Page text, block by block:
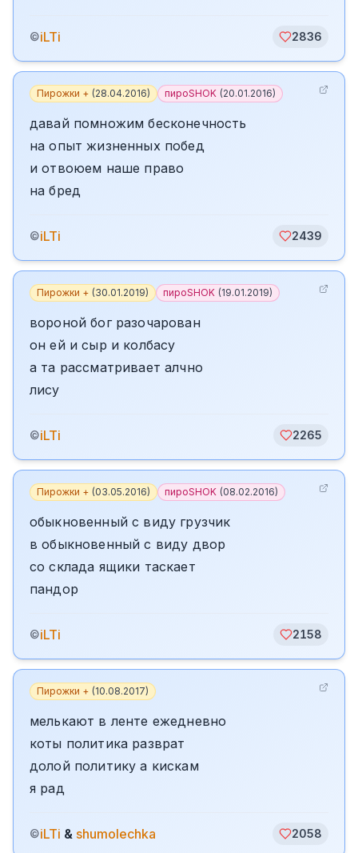
©iLTi 2836
Пирожки + (28.04.2016) пироSHOK (20.01.2016)
давай помножим бесконечность
на опыт жизненных побед
и отвоюем наше право
на бред
©iLTi 2439
Пирожки + (30.01.2019) пироSHOK (19.01.2019)
вороной бог разочарован
он ей и сыр и колбасу
а та рассматривает алчно
лису
©iLTi 2265
Пирожки + (03.05.2016) пироSHOK (08.02.2016)
обыкновенный с виду грузчик
в обыкновенный с виду двор
со склада ящики таскает
пандор
©iLTi 2158
Пирожки + (10.08.2017)
мелькают в ленте ежедневно
коты политика разврат
долой политику а кискам
я рад
©iLTi & shumolechka 2058